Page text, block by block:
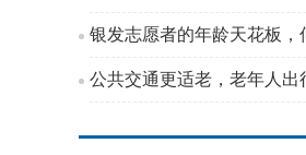
银发志愿者的年龄天花板，
公共交通更适老，老年人出